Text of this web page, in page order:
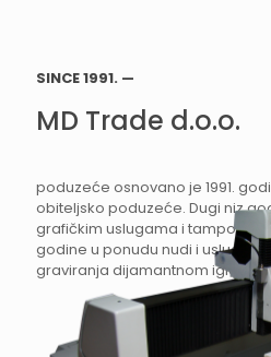
SINCE 1991. —
MD Trade d.o.o.
poduzeće osnovano je 1991.
obiteljsko poduzeće. Dugi niz
grafičkim uslugama i tampon
godine u ponudu nudi i usluge
graviranja dijamantnom iglom.